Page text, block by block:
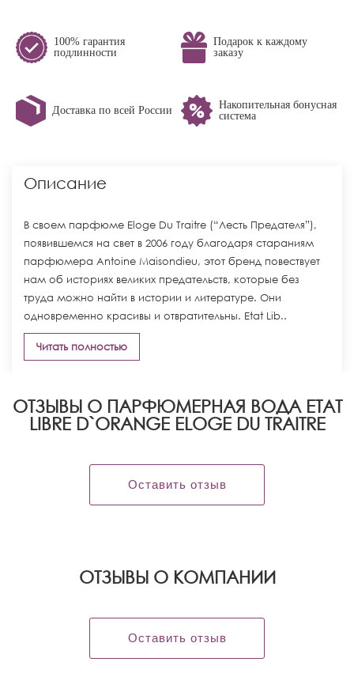
100% гарантия
подлинности
Подарок к каждому
заказу
Доставка по всей России
Накопительная бонусная
система
Описание
В своем парфюме Eloge Du Traitre (“Лесть Предателя”),
появившемся на свет в 2006 году благодаря стараниям
парфюмера Antoine Maisondieu, этот бренд повествует
нам об историях великих предательств, которые без
труда можно найти в истории и литературе. Они
одновременно красивы и отвратительны. Etat Lib..
Читать полностью
ОТЗЫВЫ О ПАРФЮМЕРНАЯ ВОДА ETAT
LIBRE D`ORANGE ELOGE DU TRAITRE
Оставить отзыв
OТЗЫВЫ О КОМПАНИИ
Оставить отзыв